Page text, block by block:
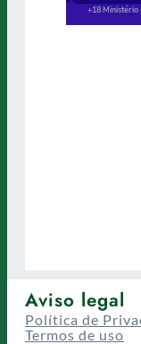
Aviso legal
Política de
Termos de uso